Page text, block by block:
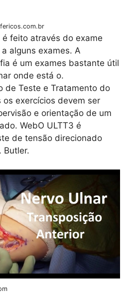
feito através do exame
alguns exames. A
é um exames bastante útil
onde está o.
de Teste e Tratamento do
os exercícios devem ser
e orientação de um
WebO ULTT3 é
de tensão direcionado
Butler.